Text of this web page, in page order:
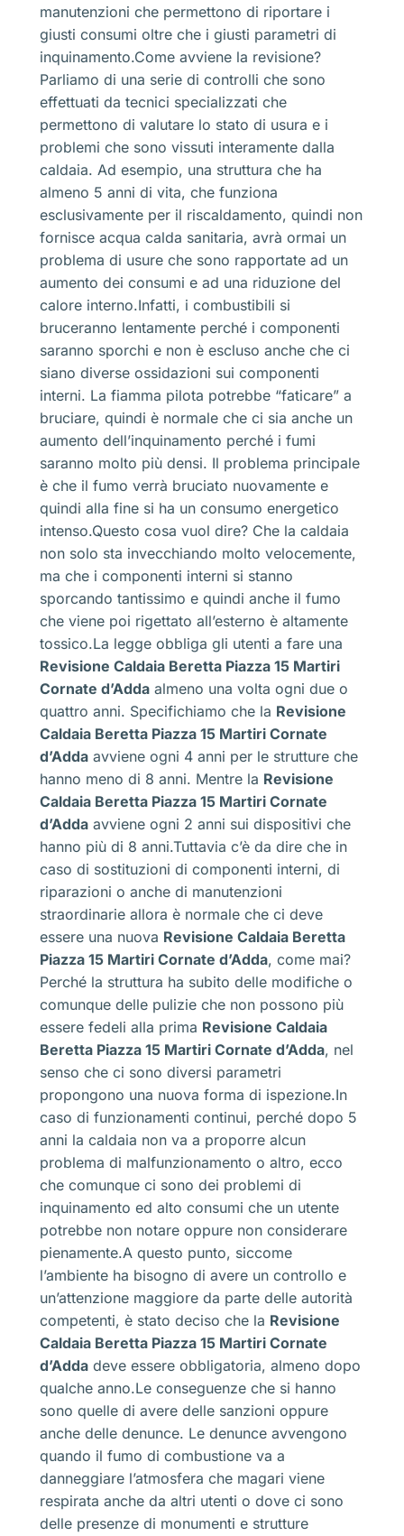
manutenzioni che permettono di riportare i
giusti consumi oltre che i giusti parametri di
inquinamento.Come avviene la revisione?
Parliamo di una serie di controlli che sono
effettuati da tecnici specializzati che
permettono di valutare lo stato di usura e i
problemi che sono vissuti interamente dalla
caldaia. Ad esempio, una struttura che ha
almeno 5 anni di vita, che funziona
esclusivamente per il riscaldamento, quindi non
fornisce acqua calda sanitaria, avrà ormai un
problema di usure che sono rapportate ad un
aumento dei consumi e ad una riduzione del
calore interno.Infatti, i combustibili si
bruceranno lentamente perché i componenti
saranno sporchi e non è escluso anche che ci
siano diverse ossidazioni sui componenti
interni. La fiamma pilota potrebbe “faticare” a
bruciare, quindi è normale che ci sia anche un
aumento dell’inquinamento perché i fumi
saranno molto più densi. Il problema principale
è che il fumo verrà bruciato nuovamente e
quindi alla fine si ha un consumo energetico
intenso.Questo cosa vuol dire? Che la caldaia
non solo sta invecchiando molto velocemente,
ma che i componenti interni si stanno
sporcando tantissimo e quindi anche il fumo
che viene poi rigettato all’esterno è altamente
tossico.La legge obbliga gli utenti a fare una
Revisione Caldaia Beretta Piazza 15 Martiri
Cornate d’Adda almeno una volta ogni due o
quattro anni. Specifichiamo che la Revisione
Caldaia Beretta Piazza 15 Martiri Cornate
d’Adda avviene ogni 4 anni per le strutture che
hanno meno di 8 anni. Mentre la Revisione
Caldaia Beretta Piazza 15 Martiri Cornate
d’Adda avviene ogni 2 anni sui dispositivi che
hanno più di 8 anni.Tuttavia c’è da dire che in
caso di sostituzioni di componenti interni, di
riparazioni o anche di manutenzioni
straordinarie allora è normale che ci deve
essere una nuova Revisione Caldaia Beretta
Piazza 15 Martiri Cornate d’Adda, come mai?
Perché la struttura ha subito delle modifiche o
comunque delle pulizie che non possono più
essere fedeli alla prima Revisione Caldaia
Beretta Piazza 15 Martiri Cornate d’Adda, nel
senso che ci sono diversi parametri
propongono una nuova forma di ispezione.In
caso di funzionamenti continui, perché dopo 5
anni la caldaia non va a proporre alcun
problema di malfunzionamento o altro, ecco
che comunque ci sono dei problemi di
inquinamento ed alto consumi che un utente
potrebbe non notare oppure non considerare
pienamente.A questo punto, siccome
l’ambiente ha bisogno di avere un controllo e
un’attenzione maggiore da parte delle autorità
competenti, è stato deciso che la Revisione
Caldaia Beretta Piazza 15 Martiri Cornate
d’Adda deve essere obbligatoria, almeno dopo
qualche anno.Le conseguenze che si hanno
sono quelle di avere delle sanzioni oppure
anche delle denunce. Le denunce avvengono
quando il fumo di combustione va a
danneggiare l’atmosfera che magari viene
respirata anche da altri utenti o dove ci sono
delle presenze di monumenti e strutture